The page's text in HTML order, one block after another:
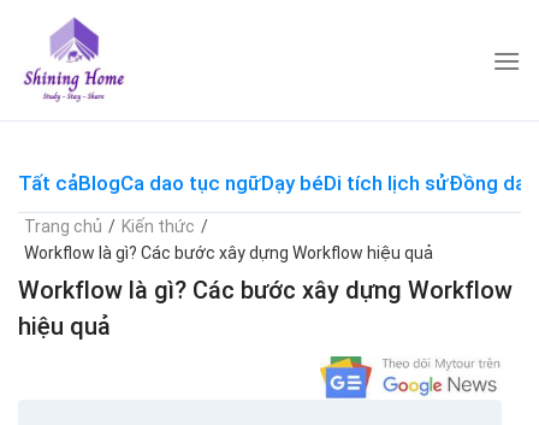
content
Tất cảBlogCa dao tục ngữDạy béDi tích lịch sửĐồng dao
Trang chủ / Kiến thức /
Workflow là gì? Các bước xây dựng Workflow hiệu quả
Workflow là gì? Các bước xây dựng Workflow
hiệu quả